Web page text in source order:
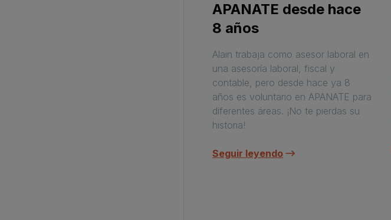
APANATE desde hace
8 años
Alain trabaja como asesor laboral en
una asesoría laboral, fiscal y
contable, pero desde hace ya 8
años es voluntario en APANATE para
diferentes áreas. ¡No te pierdas su
historia!
Seguir leyendo